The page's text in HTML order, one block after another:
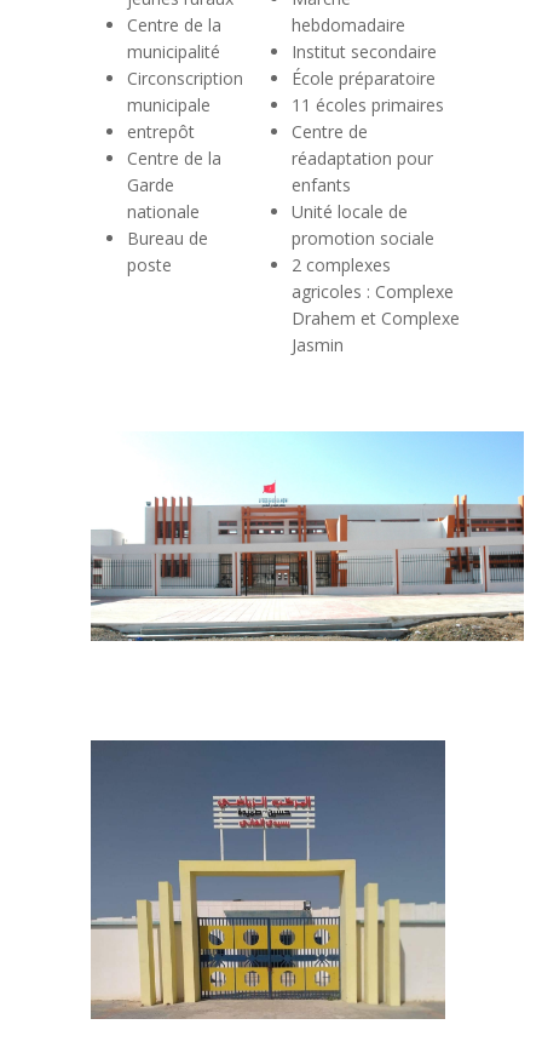
Centre de la
municipalité
Circonscription
municipale
entrepôt
Centre de la
Garde
nationale
Bureau de
poste
hebdomadaire
Institut secondaire
École préparatoire
11 écoles primaires
Centre de
réadaptation pour
enfants
Unité locale de
promotion sociale
2 complexes
agricoles : Complexe
Drahem et Complexe
Jasmin